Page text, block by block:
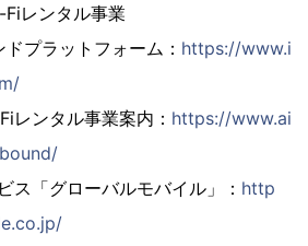
レンタル事業
プラットフォーム： https://www.i
ンタル事業案内： https://www.ai
「グローバルモバイル」： http